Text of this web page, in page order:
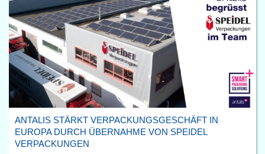
ANTALIS STÄRKT VERPACKUNGSGESCHÄFT IN
EUROPA DURCH ÜBERNAHME VON SPEIDEL
VERPACKUNGEN